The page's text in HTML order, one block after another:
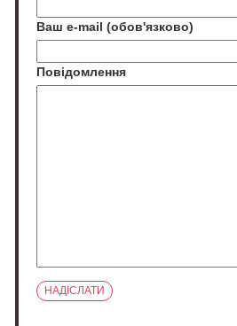
Ваш e-mail (обов'язково)
Повідомлення